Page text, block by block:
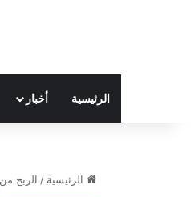
الرئيسية أخبار
الرئيسية / الربح